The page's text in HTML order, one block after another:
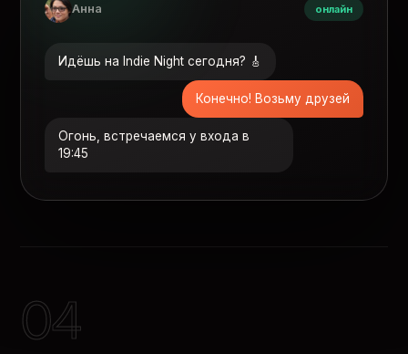
Анна онлайн
Идёшь на Indie Night сегодня? 🎸
Конечно! Возьму друзей
Огонь, встречаемся у входа в
19:45
04